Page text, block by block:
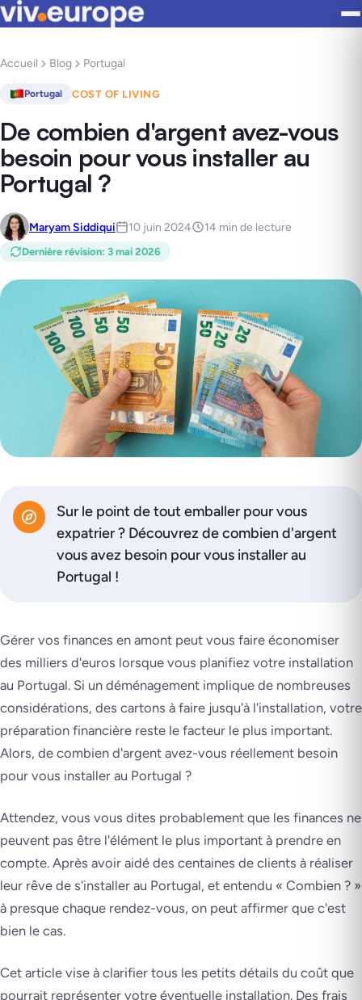
Accueil Blog Portugal
Portugal COST OF LIVING
De combien d'argent avez-vous
besoin pour vous installer au
Portugal ?
Maryam Siddiqui 10 juin 2024 14 min de lecture
Dernière révision: 3 mai 2026
Sur le point de tout emballer pour vous
expatrier ? Découvrez de combien d'argent
vous avez besoin pour vous installer au
Portugal !
Gérer vos finances en amont peut vous faire économiser
des milliers d'euros lorsque vous planifiez votre installation
au Portugal. Si un déménagement implique de nombreuses
considérations, des cartons à faire jusqu'à l'installation, votre
préparation financière reste le facteur le plus important.
Alors, de combien d'argent avez-vous réellement besoin
pour vous installer au Portugal ?
Attendez, vous vous dites probablement que les finances ne
peuvent pas être l'élément le plus important à prendre en
compte. Après avoir aidé des centaines de clients à réaliser
leur rêve de s'installer au Portugal, et entendu « Combien ? »
à presque chaque rendez-vous, on peut affirmer que c'est
bien le cas.
Cet article vise à clarifier tous les petits détails du coût que
pourrait représenter votre éventuelle installation. Des frais